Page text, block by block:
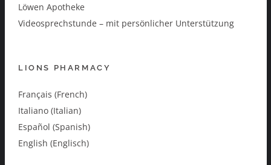
Löwen Apotheke
Videosprechstunde – mit persönlicher Unterstützung
LIONS PHARMACY
Français (French)
Italiano (Italian)
Español (Spanish)
English (Englisch)